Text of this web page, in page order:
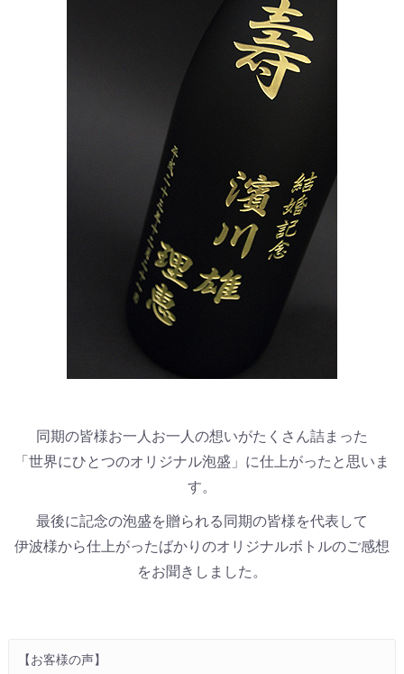
同期の皆様お一人お一人の想いがたくさん詰まった
「世界にひとつのオリジナル泡盛」に仕上がったと思いま
す。
最後に記念の泡盛を贈られる同期の皆様を代表して
伊波様から仕上がったばかりのオリジナルボトルのご感想
をお聞きしました。
【お客様の声】